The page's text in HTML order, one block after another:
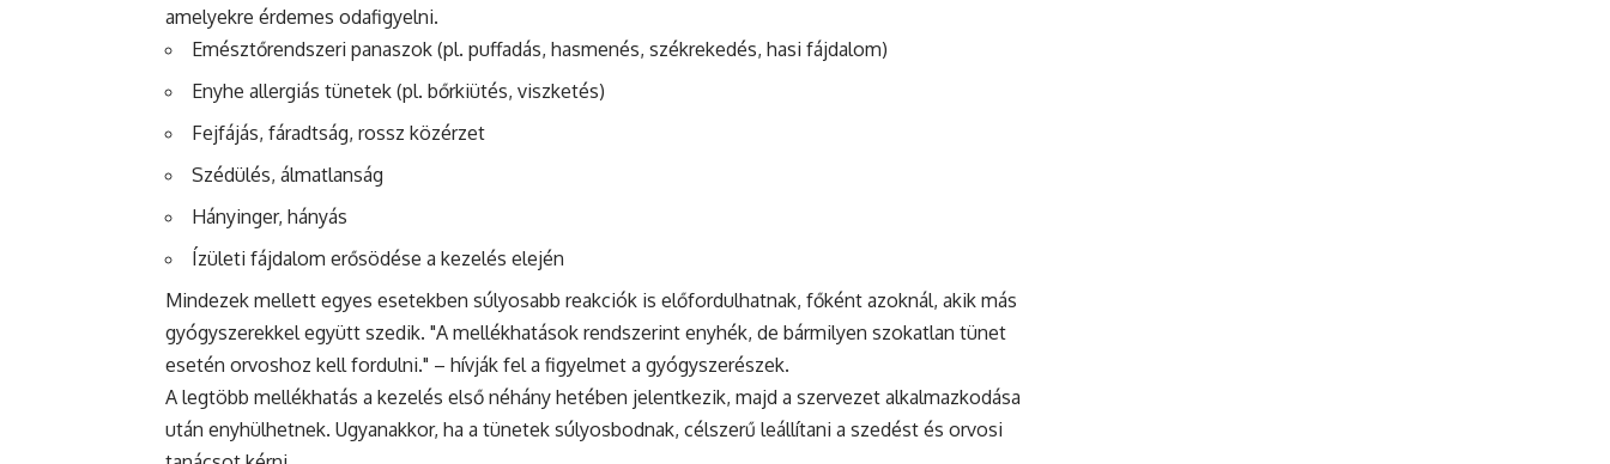
amelyekre érdemes odafigyelni.
Emésztőrendszeri panaszok (pl. puffadás, hasmenés, székrekedés, hasi fájdalom)
Enyhe allergiás tünetek (pl. bőrkiütés, viszketés)
Fejfájás, fáradtság, rossz közérzet
Szédülés, álmatlanság
Hányinger, hányás
Ízületi fájdalom erősödése a kezelés elején
Mindezek mellett egyes esetekben súlyosabb reakciók is előfordulhatnak, főként azoknál, akik más
gyógyszerekkel együtt szedik. "A mellékhatások rendszerint enyhék, de bármilyen szokatlan tünet
esetén orvoshoz kell fordulni." – hívják fel a figyelmet a gyógyszerészek.
A legtöbb mellékhatás a kezelés első néhány hetében jelentkezik, majd a szervezet alkalmazkodása
után enyhülhetnek. Ugyanakkor, ha a tünetek súlyosbodnak, célszerű leállítani a szedést és orvosi